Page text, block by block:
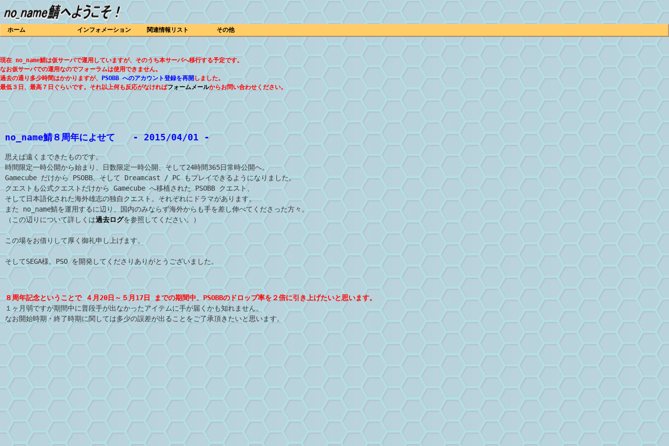
ホーム インフォメーション 関連情報リスト その他
現在 no_name鯖は仮サーバで運用していますが、そのうち本サーバへ移行する予定です。
なお仮サーバでの運用なのでフォーラムは使用できません。
過去の通り多少時間はかかりますが、 PSOBB へのアカウント登録を再開しました。
最低３日、最高７日ぐらいです。それ以上何も反応がなければフォームメールからお問い合わせください。
no_name鯖８周年によせて - 2015/04/01 -
思えば遠くまできたものです。
時間限定一時公開から始まり、日数限定一時公開、そして24時間365日常時公開へ。
Gamecube だけから PSOBB、そして Dreamcast / PC もプレイできるようになりました。
クエストも公式クエストだけから Gamecube へ移植された PSOBB クエスト、
そして日本語化された海外雄志の独自クエスト。それぞれにドラマがあります。
また no_name鯖を運用するに辺り、国内のみならず海外からも手を差し伸べてくださった方々。
（この辺りについて詳しくは過去ログを参照してください。）
この場をお借りして厚く御礼申し上げます。
そしてSEGA様。PSO を開発してくださりありがとうございました。
８周年記念ということで ４月20日～５月17日 までの期間中、PSOBBのドロップ率を２倍に引き上げたいと思います。
１ヶ月弱ですが期間中に普段手が出なかったアイテムに手が届くかも知れません。
なお開始時期・終了時期に関しては多少の誤差が出ることをご了承頂きたいと思います。